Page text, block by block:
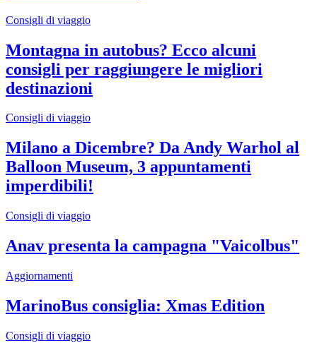
Consigli di viaggio
Montagna in autobus? Ecco alcuni
consigli per raggiungere le migliori
destinazioni
Consigli di viaggio
Milano a Dicembre? Da Andy Warhol al
Balloon Museum, 3 appuntamenti
imperdibili!
Consigli di viaggio
Anav presenta la campagna "Vaicolbus"
Aggiornamenti
MarinoBus consiglia: Xmas Edition
Consigli di viaggio